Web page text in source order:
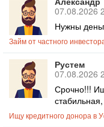
07.08.2026
Нужны
Займ от частного
Рустем
07.08.2026
Срочно!!!
Ищу кредитного донора в